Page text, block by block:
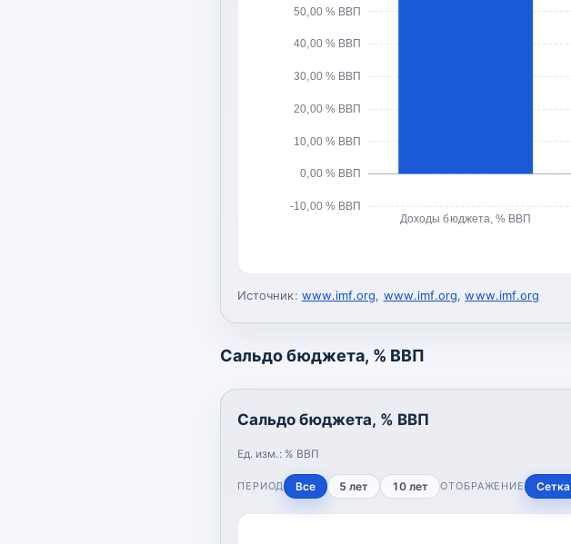
-10,00 % ВВП
0,00 % ВВП
10,00 % ВВП
20,00 % ВВП
30,00 % ВВП
40,00 % ВВП
50,00 % ВВП
Доходы бюджета, % ВВП
Источник: www.imf.org, www.imf.org,www.imf.org
Сальдо бюджета, % ВВП
Сальдо бюджета, % ВВП
Ед. изм.: % ВВП
ПЕРИОД Все 5 лет 10 лет ОТОБРАЖЕНИЕ Сетка